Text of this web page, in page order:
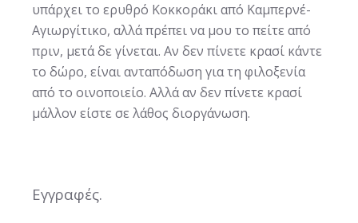
υπάρχει το ερυθρό Κοκκοράκι από Καμπερνέ-
Αγιωργίτικο, αλλά πρέπει να μου το πείτε από
πριν, μετά δε γίνεται. Αν δεν πίνετε κρασί κάντε
το δώρο, είναι ανταπόδωση για τη φιλοξενία
από το οινοποιείο. Αλλά αν δεν πίνετε κρασί
μάλλον είστε σε λάθος διοργάνωση.
Εγγραφές.